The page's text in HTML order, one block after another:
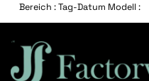
Bereich : Tag-Datum Modell :
228238-003 Referenznummer :